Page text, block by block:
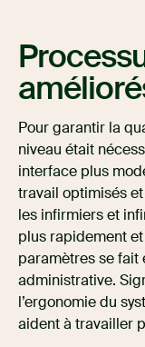
Pour garantir la
niveau était
interface plus
travail optimisés
les infirmiers et
plus rapidement
paramètres se fait
administrative.
l’ergonomie du
aident à travailler